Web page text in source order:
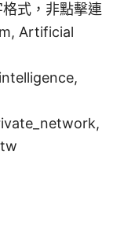
式，非點擊連
Artificial